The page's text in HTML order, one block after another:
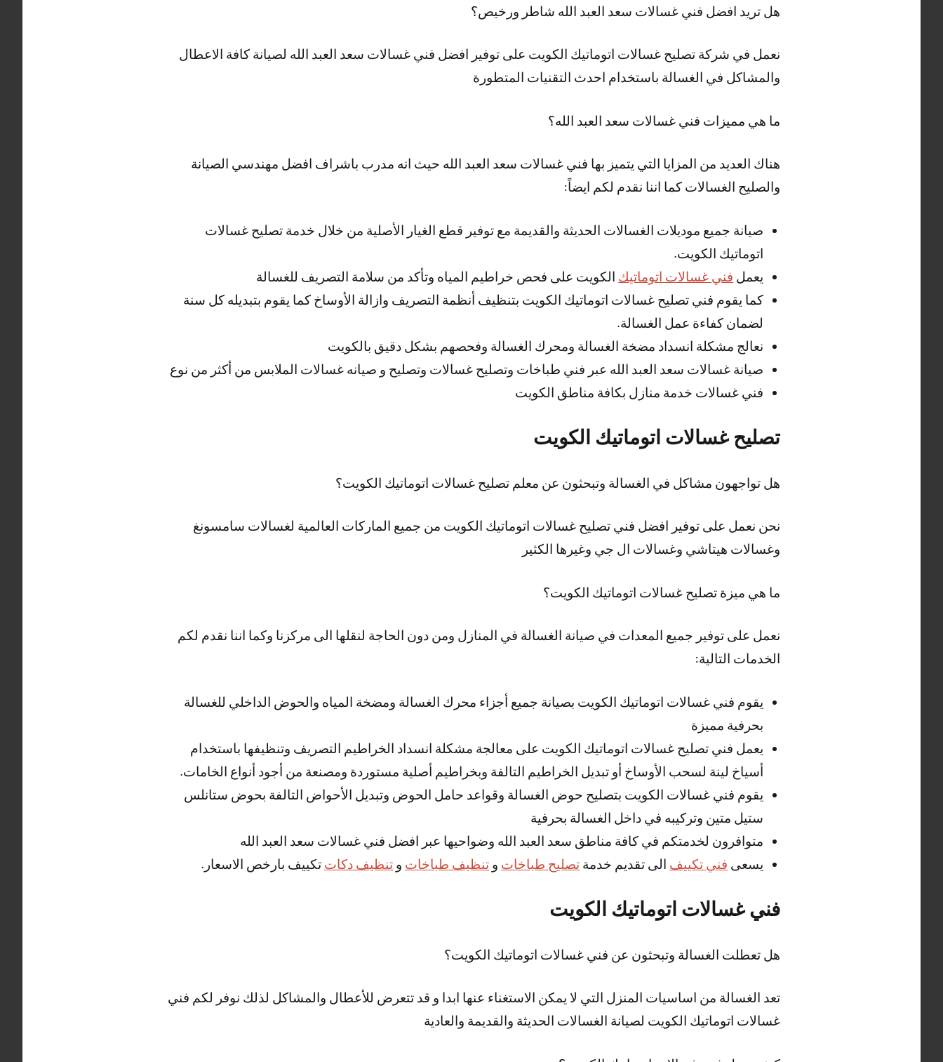
هل تريد افضل فني غسالات سعد العبد الله شاطر ورخيص؟
نعمل في شركة تصليح غسالات اتوماتيك الكويت على توفير افضل فني غسالات سعد العبد الله لصيانة كافة الاعطال
والمشاكل في الغسالة باستخدام احدث التقنيات المتطورة
ما هي مميزات فني غسالات سعد العبد الله؟
هناك العديد من المزايا التي يتميز بها فني غسالات سعد العبد الله حيث انه مدرب باشراف افضل مهندسي الصيانة
والصليح الغسالات كما اننا نقدم لكم ايضاً:
صيانة جميع موديلات الغسالات الحديثة والقديمة مع توفير قطع الغيار الأصلية من خلال خدمة تصليح غسالات
اتوماتيك الكويت.
يعمل فني غسالات اتوماتيك الكويت على فحص خراطيم المياه وتأكد من سلامة التصريف للغسالة
كما يقوم فني تصليح غسالات اتوماتيك الكويت بتنظيف أنظمة التصريف وازالة الأوساخ كما يقوم بتبديله كل سنة
لضمان كفاءة عمل الغسالة.
نعالج مشكلة انسداد مضخة الغسالة ومحرك الغسالة وفحصهم بشكل دقيق بالكويت
صيانة غسالات سعد العبد الله عبر فني طباخات وتصليح غسالات وتصليح و صيانه غسالات الملابس من أكثر من نوع
فني غسالات خدمة منازل بكافة مناطق الكويت
تصليح غسالات اتوماتيك الكويت
هل تواجهون مشاكل في الغسالة وتبحثون عن معلم تصليح غسالات اتوماتيك الكويت؟
نحن نعمل على توفير افضل فني تصليح غسالات اتوماتيك الكويت من جميع الماركات العالمية لغسالات سامسونغ
وغسالات هيتاشي وغسالات ال جي وغيرها الكثير
ما هي ميزة تصليح غسالات اتوماتيك الكويت؟
نعمل على توفير جميع المعدات في صيانة الغسالة في المنازل ومن دون الحاجة لنقلها الى مركزنا وكما اننا نقدم لكم
الخدمات التالية:
يقوم فني غسالات اتوماتيك الكويت بصيانة جميع أجزاء محرك الغسالة ومضخة المياه والحوض الداخلي للغسالة
بحرفية مميزة
يعمل فني تصليح غسالات اتوماتيك الكويت على معالجة مشكلة انسداد الخراطيم التصريف وتنظيفها باستخدام
أسياخ لينة لسحب الأوساخ أو تبديل الخراطيم التالفة وبخراطيم أصلية مستوردة ومصنعة من أجود أنواع الخامات.
يقوم فني غسالات الكويت بتصليح حوض الغسالة وقواعد حامل الحوض وتبديل الأحواض التالفة بحوض ستانلس
ستيل متين وتركيبه في داخل الغسالة بحرفية
متوافرون لخدمتكم في كافة مناطق سعد العبد الله وضواحيها عبر افضل فني غسالات سعد العبد الله
يسعى فني تكييف الى تقديم خدمة تصليح طباخات و تنظيف طباخات و تنظيف دكات تكييف بارخص الاسعار.
فني غسالات اتوماتيك الكويت
هل تعطلت الغسالة وتبحثون عن فني غسالات اتوماتيك الكويت؟
تعد الغسالة من اساسيات المنزل التي لا يمكن الاستغناء عنها ابدا و قد تتعرض للأعطال والمشاكل لذلك نوفر لكم فني
غسالات اتوماتيك الكويت لصيانة الغسالات الحديثة والقديمة والعادية